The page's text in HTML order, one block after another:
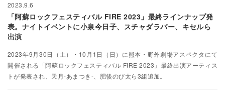
2023.9.6
「阿蘇ロックフェスティバル FIRE 2023」最終ラインナップ発
表。ナイトイベントに小泉今日子、スチャダラパー、キセルら
出演
2023年9月30日（土）・10月1日（日）に熊本・野外劇場アスペクタにて
開催される「阿蘇ロックフェスティバル FIRE 2023」最終出演アーティス
トが発表され、天月-あまつき-、肥後のび太ら3組追加。